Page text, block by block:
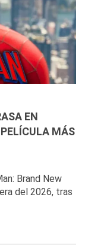
EN
MÁS
Brand New
del 2026, tras